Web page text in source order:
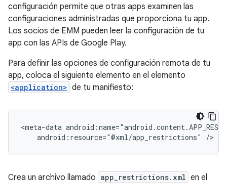
configuración permite que otras apps examinen las
configuraciones administradas que proporciona tu app.
Los socios de EMM pueden leer la configuración de tu
app con las APIs de Google Play.
Para definir las opciones de configuración remota de tu
app, coloca el siguiente elemento en el elemento
<application> de tu manifiesto:
<meta-data
android:resource="@xml/app_restrictions"
/>
Crea un archivo llamado app_restrictions.xml en el